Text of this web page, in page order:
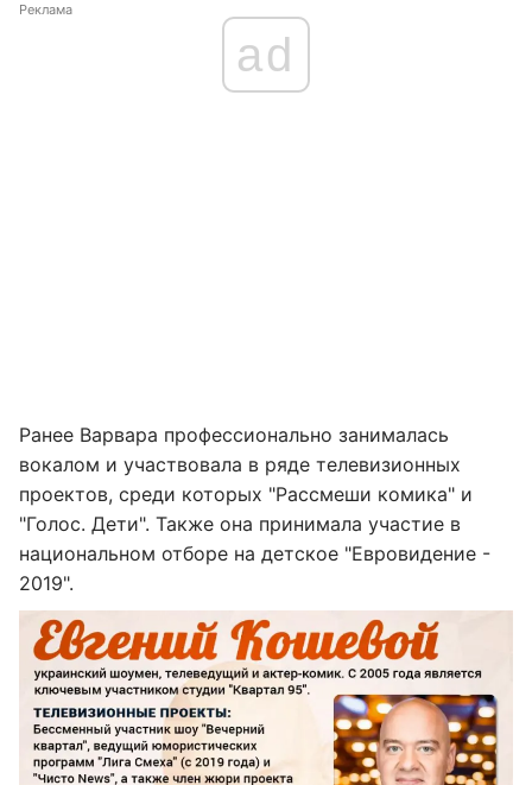
Реклама
ad
Ранее Варвара профессионально занималась
вокалом и участвовала в ряде телевизионных
проектов, среди которых "Рассмеши комика" и
"Голос. Дети". Также она принимала участие в
национальном отборе на детское "Евровидение -
2019".